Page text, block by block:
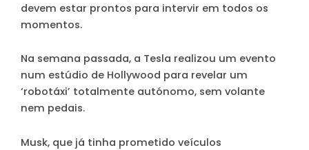
devem estar prontos para intervir em todos os
momentos.
Na semana passada, a Tesla realizou um evento
num estúdio de Hollywood para revelar um
‘robotáxi’ totalmente autónomo, sem volante
nem pedais.
Musk, que já tinha prometido veículos